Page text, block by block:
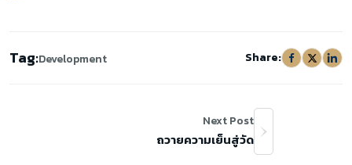
Tag:Development Share:
Next Post
ถวายความเย็นสู่วัด